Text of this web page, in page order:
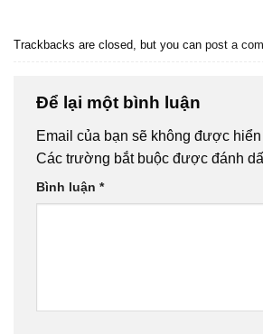
Trackbacks are closed, but you can post a
Để lại một bình luận
Email của bạn sẽ không được
Các trường bắt buộc được đánh
Bình luận *